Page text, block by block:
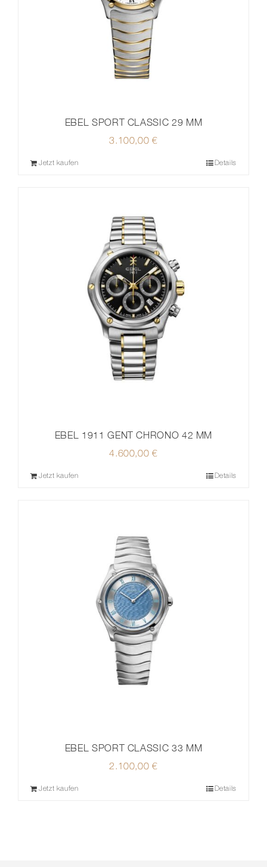
EBEL SPORT CLASSIC 29 MM
3.100,00€
Jetzt kaufen Details
EBEL 1911 GENT CHRONO 42 MM
4.600,00€
Jetzt kaufen Details
EBEL SPORT CLASSIC 33 MM
2.100,00€
Jetzt kaufen Details